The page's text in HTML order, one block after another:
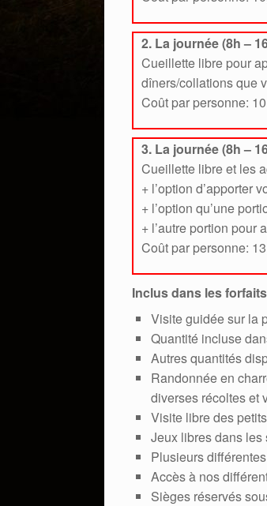
2. La journée (8h –
Cueillette libre pour
dîners/collations que
Coût par personne:
3. La journée (8h –
Cueillette libre et les
+ l’option d’apporter
+ l’option qu’une
+ l’autre portion pour
Coût par personne:
Inclus dans les
Visite guidée sur la
Quantité incluse
Autres quantités
Randonnée en
diverses récoltes et
Visite libre des
Jeux libres dans les
Plusieurs
Accès à nos
Sièges réservés